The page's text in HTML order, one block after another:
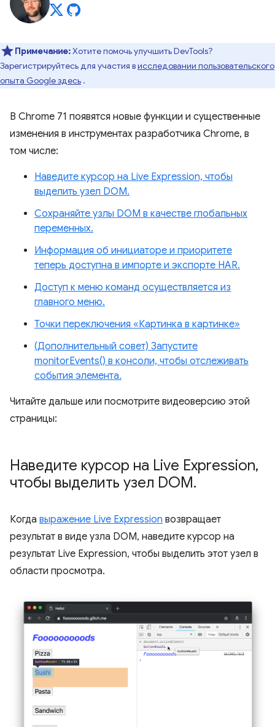
Примечание:Хотите помочь улучшить DevTools?
Зарегистрируйтесь для участия висследовании пользовательского
опыта Google здесь .
В Chrome 71 появятся новые функции и существенные
изменения в инструментах разработчика Chrome, в
том числе:
Наведите курсор на Live Expression, чтобы
выделить узел DOM.
Сохраняйте узлы DOM в качестве глобальных
переменных.
Информация об инициаторе и приоритете
теперь доступна в импорте и экспорте HAR.
Доступ к меню команд осуществляется из
главного меню.
Точки переключения «Картинка в картинке»
(Дополнительный совет) Запустите
monitorEvents() в консоли, чтобы отслеживать
события элемента.
Читайте дальше или посмотрите видеоверсию этой
страницы:
Наведите курсор на Live Expression,
чтобы выделить узел DOM.
Когда выражение Live Expression возвращает
результат в виде узла DOM, наведите курсор на
результат Live Expression, чтобы выделить этот узел в
области просмотра.